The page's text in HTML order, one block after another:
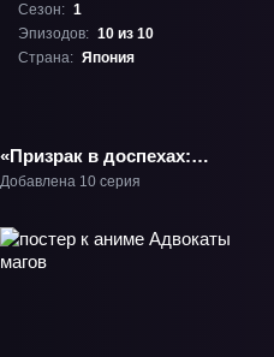
Сезон: 1
Эпизодов: 10 из 10
Страна: Япония
«Призрак в доспехах:
Вознесение -
построение» ТВ-1
Добавлена 10 серия